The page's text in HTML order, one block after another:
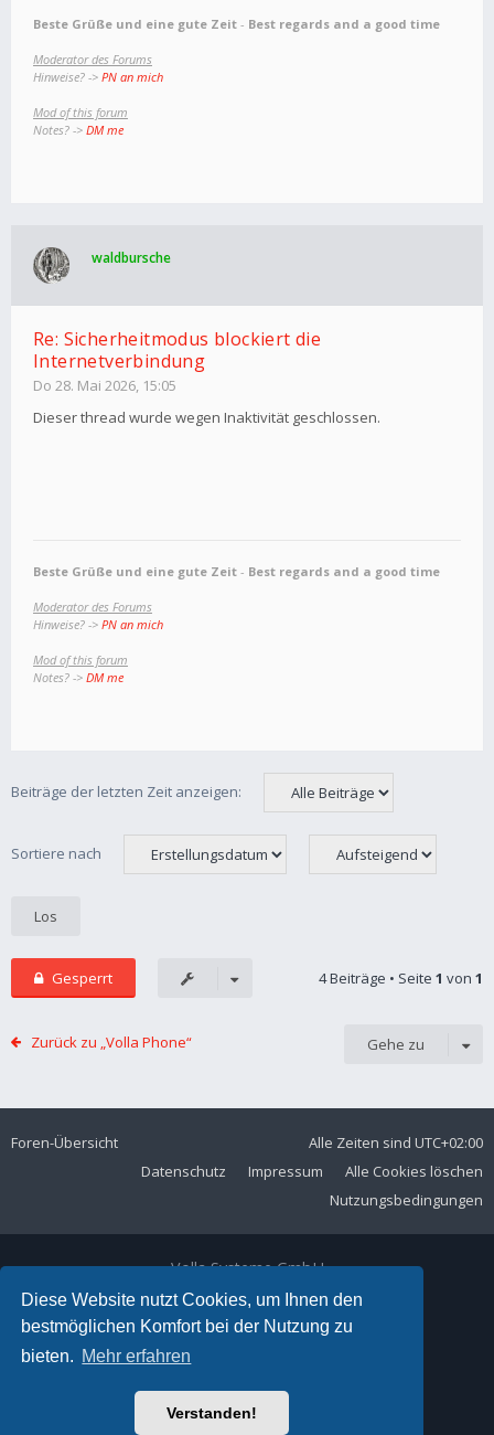
Diese Website nutzt Cookies, um Ihnen den
bestmöglichen Komfort bei der Nutzung zu
bieten. Mehr erfahren
Verstanden!
Beste Grüße und eine gute Zeit - Best regards and a good time
Moderator des Forums
Hinweise? -> PN an mich
Mod of this forum
Notes? -> DM me
waldbursche
Re: Sicherheitmodus blockiert die
Internetverbindung
Do 28. Mai 2026, 15:05
Dieser thread wurde wegen Inaktivität geschlossen.
Beste Grüße und eine gute Zeit - Best regards and a good time
Moderator des Forums
Hinweise? -> PN an mich
Mod of this forum
Notes? -> DM me
Beiträge der letzten Zeit anzeigen:
Sortiere nach
Gesperrt 4 Beiträge • Seite 1 von 1
Zurück zu „Volla Phone“ Gehe zu
Foren-Übersicht Alle Zeiten sind UTC+02:00
Alle Cookies löschen
Impressum
Datenschutz
Nutzungsbedingungen
Volla Systeme GmbH
Kölner Straße 102
42897 Remscheid
Telefon:+49 2191 59897 61
E-Mail:
Ariki Theme by